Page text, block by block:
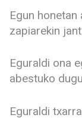
Egun
zapiarekin
Eguraldi ona
abestuko dugu
Eguraldi